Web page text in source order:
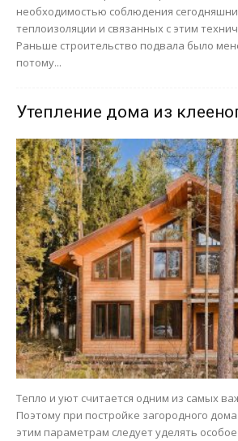
необходимостью соблюдения
теплоизоляции и связанных с этим
Раньше строительство подвала было
потому...
Утепление дома из
Тепло и уют считается одним из самых
Поэтому при постройке загородного
этим параметрам следует уделять